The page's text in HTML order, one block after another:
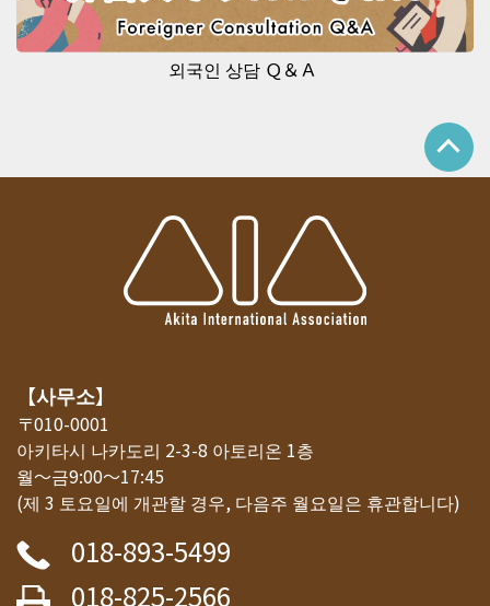
외국인 상담 Ｑ＆Ａ
【사무소】
〒010-0001
아키타시 나카도리 2-3-8 아토리온 1층
월～금9:00～17:45
(제 3 토요일에 개관할 경우, 다음주 월요일은 휴관합니다)
018-893-5499
018-825-2566